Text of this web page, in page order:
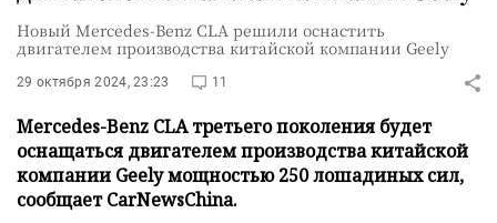
Новый Mercedes-Benz CLA решили оснастить
двигателем производства китайской компании Geely
29 октября 2024, 23:23 11
Mercedes-Benz CLA третьего поколения будет
оснащаться двигателем производства китайской
компании Geely мощностью 250 лошадиных сил,
сообщает CarNewsChina.